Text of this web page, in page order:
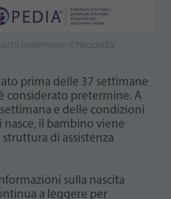
pretermine. ©Neopedia
prima delle 37 settimane
considerato pretermine. A
e delle condizioni
nasce, il bambino viene
di assistenza
sulla nascita
a leggere per